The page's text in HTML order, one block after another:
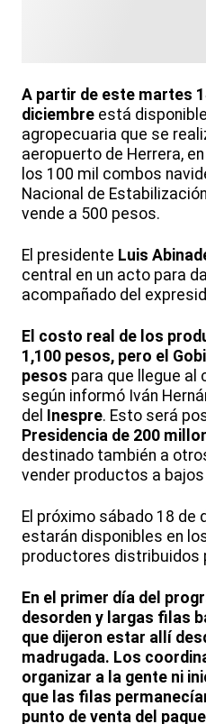
A partir de este martes
diciembre está
agropecuaria que se
aeropuerto de Herrera,
los 100 mil combos
Nacional de
vende a 500 pesos.
El presidente Luis
central en un acto para
acompañado del
El costo real de los
1,100 pesos, pero el
pesos para que llegue al
según informó Iván
del
Inespre. Esto será
Presidencia de 200
destinado también a
vender productos a
El próximo sábado 18
estarán disponibles en
productores distribuidos
En el primer día del
desorden y largas filas
que dijeron estar allí
madrugada. Los
organizar a la gente ni
que las filas
punto de venta del